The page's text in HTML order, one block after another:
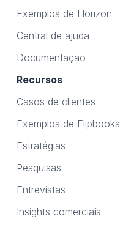
Exemplos de Horizon
Central de ajuda
Documentação
Recursos
Casos de clientes
Exemplos de Flipbooks
Estratégias
Pesquisas
Entrevistas
Insights comerciais